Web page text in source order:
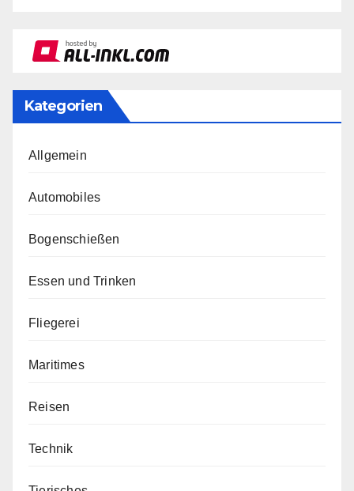
Kategorien
Allgemein
Automobiles
Bogenschießen
Essen und Trinken
Fliegerei
Maritimes
Reisen
Technik